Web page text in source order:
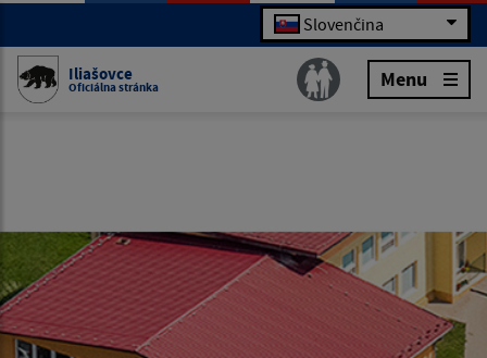
Slovenčina
Iliašovce
Oficiálna stránka Menu